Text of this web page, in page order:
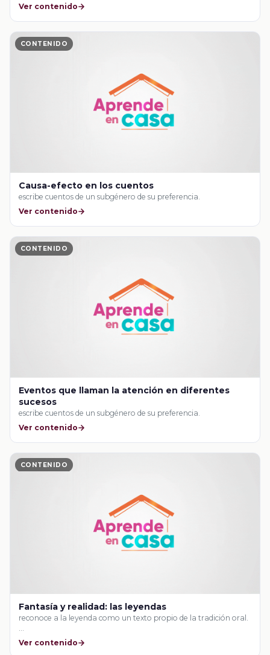
Ver contenido
CONTENIDO
Causa-efecto en los cuentos
escribe cuentos de un subgénero de su preferencia.
Ver contenido
CONTENIDO
Eventos que llaman la atención en diferentes
sucesos
escribe cuentos de un subgénero de su preferencia.
Ver contenido
CONTENIDO
Fantasía y realidad: las leyendas
reconoce a la leyenda como un texto propio de la tradición oral.
Ver contenido